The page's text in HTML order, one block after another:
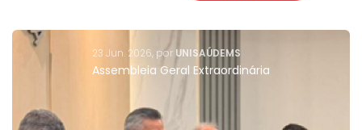
01 Abr. 2027, porMarketing
UNISAÚDEMS Alcança Altos Índices de Aprovação em